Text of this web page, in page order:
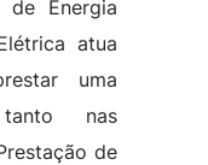
Energia
atua
uma
tanto nas
de